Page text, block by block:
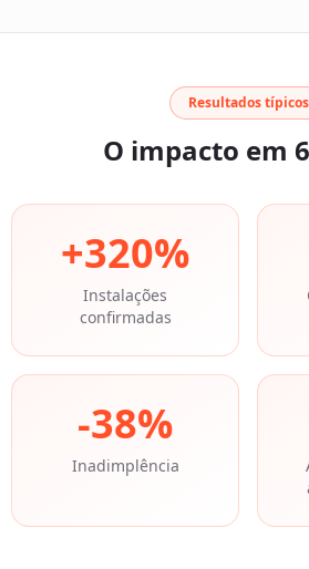
Resultados típicos
O impacto em
+320%
Instalações
confirmadas
-38%
Inadimplência